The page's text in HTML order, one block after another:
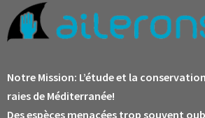
Notre Mission: L’étude et la
raies de Méditerranée!
Des espèces menacées trop souvent